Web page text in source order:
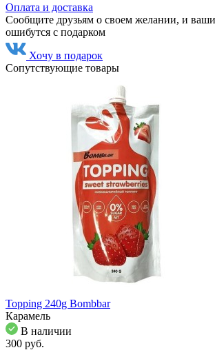
Оплата и доставка
Сообщите друзьям о своем желании, и ваши
ошибутся с подарком
Хочу в подарок
Сопутствующие товары
Topping 240g Bombbar
Карамель
В наличии
300 pуб.